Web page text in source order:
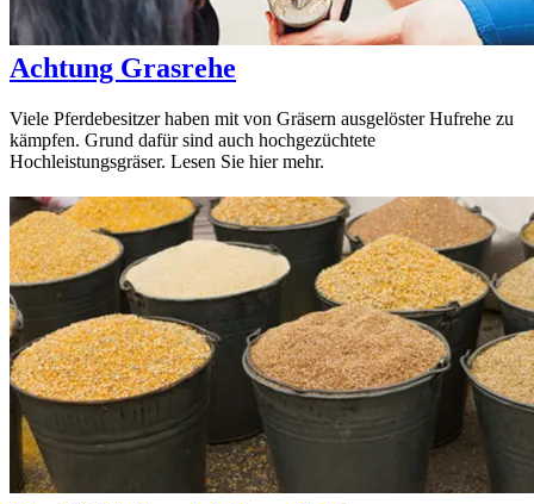
Achtung Grasrehe
Viele Pferdebesitzer haben mit von Gräsern ausgelöster Hufrehe zu
kämpfen. Grund dafür sind auch hochgezüchtete
Hochleistungsgräser. Lesen Sie hier mehr.